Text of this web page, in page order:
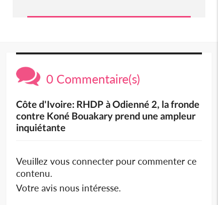
0 Commentaire(s)
Côte d'Ivoire: RHDP à Odienné 2, la fronde
contre Koné Bouakary prend une ampleur
inquiétante
Veuillez vous connecter pour commenter ce
contenu.
Votre avis nous intéresse.